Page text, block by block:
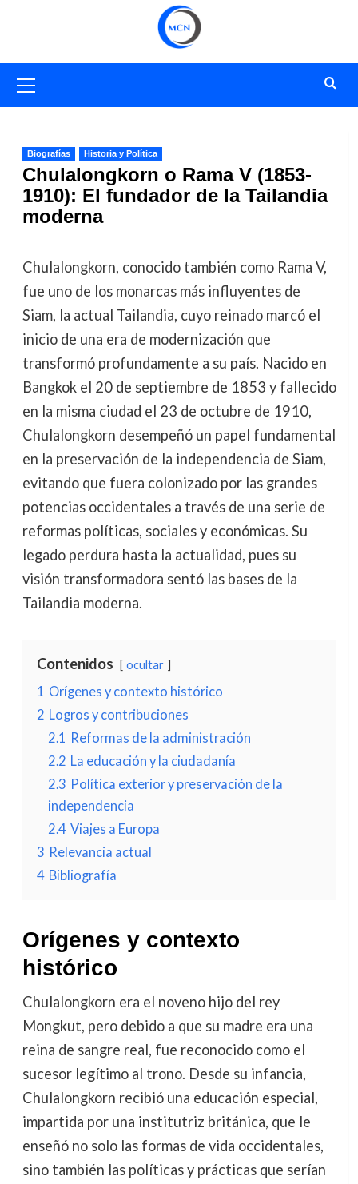
primario
Biografías Historia y Política
Chulalongkorn o Rama V (1853-
1910): El fundador de la Tailandia
moderna
Chulalongkorn, conocido también como Rama V,
fue uno de los monarcas más influyentes de
Siam, la actual Tailandia, cuyo reinado marcó el
inicio de una era de modernización que
transformó profundamente a su país. Nacido en
Bangkok el 20 de septiembre de 1853 y fallecido
en la misma ciudad el 23 de octubre de 1910,
Chulalongkorn desempeñó un papel fundamental
en la preservación de la independencia de Siam,
evitando que fuera colonizado por las grandes
potencias occidentales a través de una serie de
reformas políticas, sociales y económicas. Su
legado perdura hasta la actualidad, pues su
visión transformadora sentó las bases de la
Tailandia moderna.
Contenidos ocultar
1 Orígenes y contexto histórico
2 Logros y contribuciones
2.1 Reformas de la administración
2.2 La educación y la ciudadanía
2.3 Política exterior y preservación de la
independencia
2.4 Viajes a Europa
3 Relevancia actual
4 Bibliografía
Orígenes y contexto
histórico
Chulalongkorn era el noveno hijo del rey
Mongkut, pero debido a que su madre era una
reina de sangre real, fue reconocido como el
sucesor legítimo al trono. Desde su infancia,
Chulalongkorn recibió una educación especial,
impartida por una institutriz británica, que le
enseñó no solo las formas de vida occidentales,
sino también las políticas y prácticas que serían